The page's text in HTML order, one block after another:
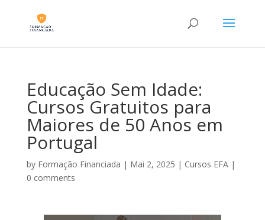
Educação Sem Idade:
Cursos Gratuitos para
Maiores de 50 Anos em
Portugal
by Formação Financiada | Mai 2, 2025 | Cursos EFA|
0 comments